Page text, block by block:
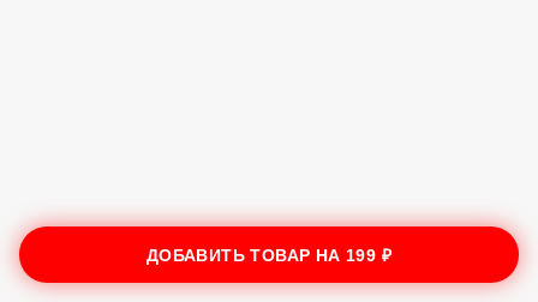
ДОБАВИТЬ ТОВАР НА 199 ₽